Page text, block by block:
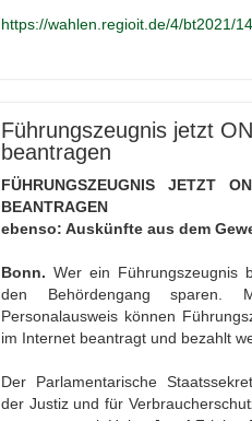
https://wahlen.regioit.de/4/bt2021/
Führungszeugnis jetzt
beantragen
FÜHRUNGSZEUGNIS JETZT
BEANTRAGEN
ebenso: Auskünfte aus dem
Bonn. Wer ein Führungszeugnis
den Behördengang sparen.
Personalausweis können
im Internet beantragt und bezahlt
Der Parlamentarische
der Justiz und für